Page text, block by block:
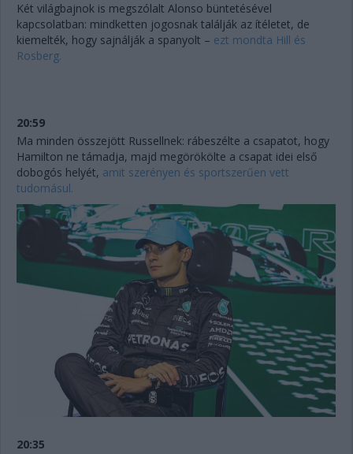
Két világbajnok is megszólalt Alonso büntetésével
kapcsolatban: mindketten jogosnak találják az ítéletet, de
kiemelték, hogy sajnálják a spanyolt – ezt mondta Hill és
Rosberg.
20:59
Ma minden összejött Russellnek: rábeszélte a csapatot, hogy
Hamilton ne támadja, majd megörökölte a csapat idei első
dobogós helyét, amit szerényen és sportszerűen vett
tudomásul.
20:35